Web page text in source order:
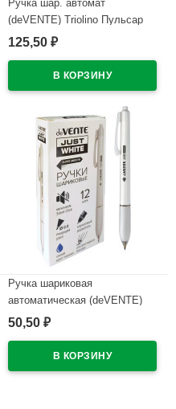
Ручка шар. автомат
(deVENTE) Triolino Пульсар
(Pulsar) н/
арт.5070610 (Ст12)
125,50 ₽
Ручка шариковая
автоматическая (deVENTE)
ПРОСТО БЕЛЫЙ (JUST
каучуковый держатель,
синий, 0,5мм, масло
50,50 ₽